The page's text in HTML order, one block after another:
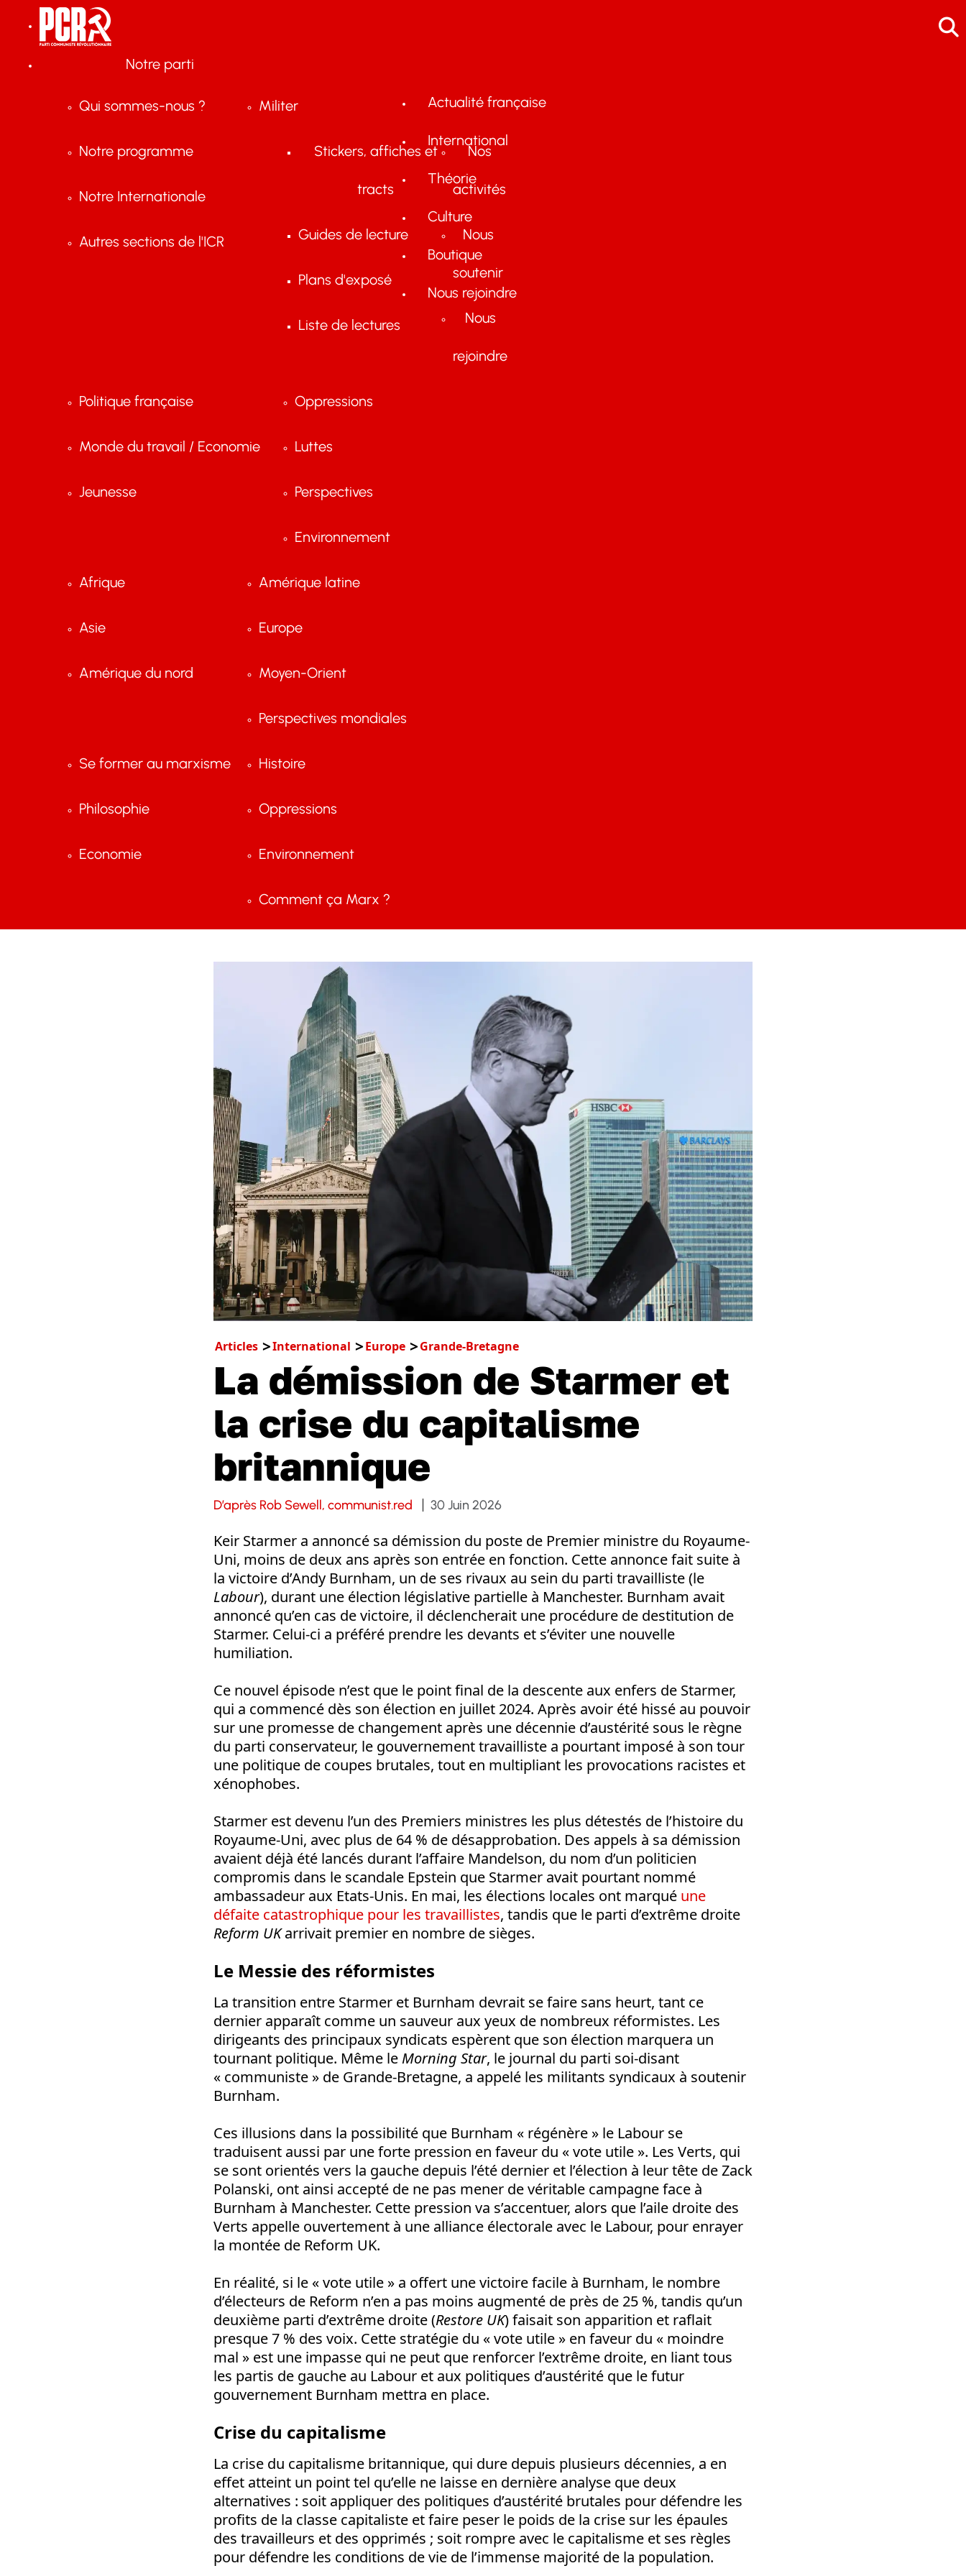
Notre parti
Qui sommes-nous ?
Notre programme
Notre Internationale
Autres sections de l'ICR
Militer
Stickers, affiches et
tracts
Guides de lecture
Plans d'exposé
Liste de lectures
Nos
activités
Nous
soutenir
Nous
rejoindre
Actualité française
Politique française
Monde du travail / Economie
Jeunesse
Oppressions
Luttes
Perspectives
Environnement
International
Afrique
Asie
Amérique du nord
Amérique latine
Europe
Moyen-Orient
Perspectives mondiales
Théorie
Se former au marxisme
Philosophie
Economie
Histoire
Oppressions
Environnement
Comment ça Marx ?
Culture
Boutique
Nous rejoindre
Articles International Europe Grande-Bretagne
La démission de Starmer et
la crise du capitalisme
britannique
D’après Rob Sewell, communist.red 30 Juin 2026
Keir Starmer a annoncé sa démission du poste de Premier ministre du Royaume-
Uni, moins de deux ans après son entrée en fonction. Cette annonce fait suite à
la victoire d’Andy Burnham, un de ses rivaux au sein du parti travailliste (le
Labour), durant une élection législative partielle à Manchester. Burnham avait
annoncé qu’en cas de victoire, il déclencherait une procédure de destitution de
Starmer. Celui-ci a préféré prendre les devants et s’éviter une nouvelle
humiliation.
Ce nouvel épisode n’est que le point final de la descente aux enfers de Starmer,
qui a commencé dès son élection en juillet 2024. Après avoir été hissé au pouvoir
sur une promesse de changement après une décennie d’austérité sous le règne
du parti conservateur, le gouvernement travailliste a pourtant imposé à son tour
une politique de coupes brutales, tout en multipliant les provocations racistes et
xénophobes.
Starmer est devenu l’un des Premiers ministres les plus détestés de l’histoire du
Royaume-Uni, avec plus de 64 % de désapprobation. Des appels à sa démission
avaient déjà été lancés durant l’affaire Mandelson, du nom d’un politicien
compromis dans le scandale Epstein que Starmer avait pourtant nommé
ambassadeur aux Etats-Unis. En mai, les élections locales ont marqué une
défaite catastrophique pour les travaillistes, tandis que le parti d’extrême droite
Reform UKarrivait premier en nombre de sièges.
Le Messie des réformistes
La transition entre Starmer et Burnham devrait se faire sans heurt, tant ce
dernier apparaît comme un sauveur aux yeux de nombreux réformistes. Les
dirigeants des principaux syndicats espèrent que son élection marquera un
tournant politique. Même leMorning Star, le journal du parti soi-disant
« communiste » de Grande-Bretagne, a appelé les militants syndicaux à soutenir
Burnham.
Ces illusions dans la possibilité que Burnham « régénère » le Labour se
traduisent aussi par une forte pression en faveur du « vote utile ». Les Verts, qui
se sont orientés vers la gauche depuis l’été dernier et l’élection à leur tête de Zack
Polanski, ont ainsi accepté de ne pas mener de véritable campagne face à
Burnham à Manchester. Cette pression va s’accentuer, alors que l’aile droite des
Verts appelle ouvertement à une alliance électorale avec le Labour, pour enrayer
la montée de Reform UK.
En réalité, si le « vote utile » a offert une victoire facile à Burnham, le nombre
d’électeurs de Reform n’en a pas moins augmenté de près de 25 %, tandis qu’un
deuxième parti d’extrême droite (Restore UK) faisait son apparition et raflait
presque 7 % des voix. Cette stratégie du « vote utile » en faveur du « moindre
mal » est une impasse qui ne peut que renforcer l’extrême droite, en liant tous
les partis de gauche au Labour et aux politiques d’austérité que le futur
gouvernement Burnham mettra en place.
Crise du capitalisme
La crise du capitalisme britannique, qui dure depuis plusieurs décennies, a en
effet atteint un point tel qu’elle ne laisse en dernière analyse que deux
alternatives : soit appliquer des politiques d’austérité brutales pour défendre les
profits de la classe capitaliste et faire peser le poids de la crise sur les épaules
des travailleurs et des opprimés ; soit rompre avec le capitalisme et ses règles
pour défendre les conditions de vie de l’immense majorité de la population.